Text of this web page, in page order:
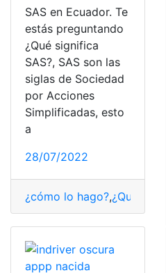
SAS en Ecuador. Te
estás preguntando
¿Qué significa
SAS?, SAS son las
siglas de Sociedad
por Acciones
Simplificadas, esto
a
28/07/2022
¿cómo lo hago?,¿Qué es?